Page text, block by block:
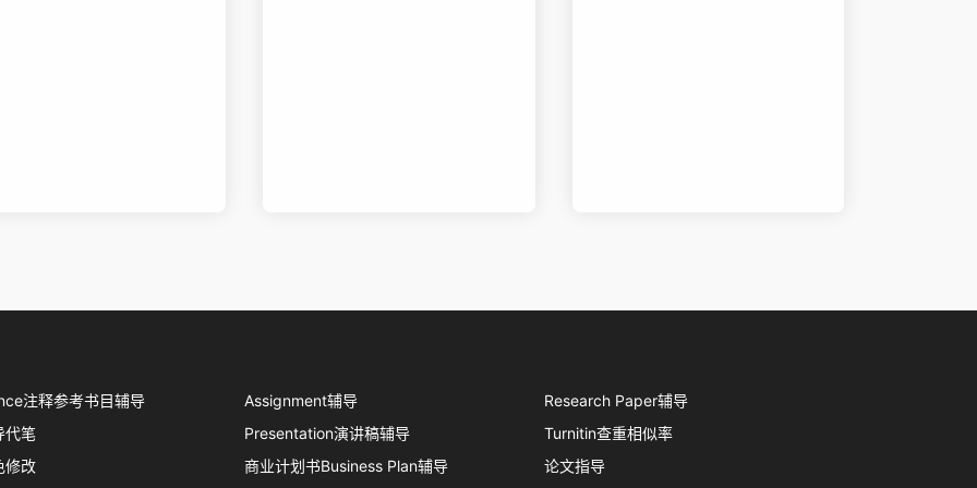
注释参考书目辅导 Assignment辅导
Research Paper辅导
代笔
Presentation演讲稿辅导
Turnitin查重相似率
修改
商业计划书Business Plan辅导 论文指导